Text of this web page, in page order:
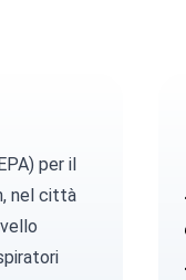
per il
nel città